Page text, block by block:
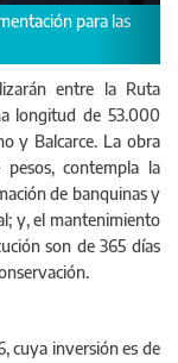
entre la Ruta
longitud de 53.000
y Balcarce. La obra
contempla la
de banquinas y
y, el mantenimiento
son de 365 días
cuya inversión es de